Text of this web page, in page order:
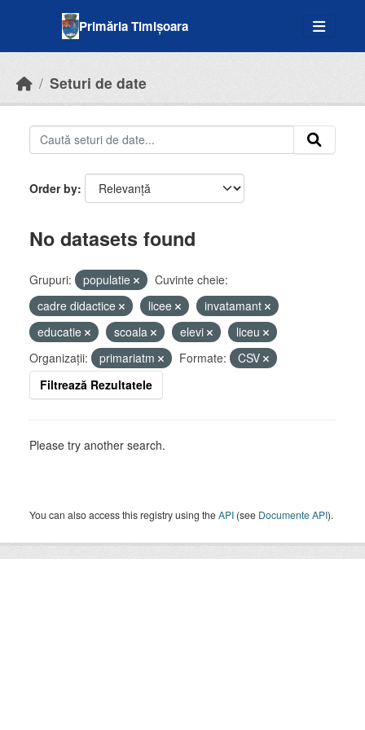
Primăria Timișoara
Seturi de date
Order by
No datasets found
Grupuri: populatie
Cuvinte cheie:
cadre didactice
licee
invatamant
educatie
scoala elevi
liceu
Organizații:
primariatm Formate:
CSV
Filtrează Rezultatele
Please try another search.
You can also access this registry using theAPI (see Documente API).